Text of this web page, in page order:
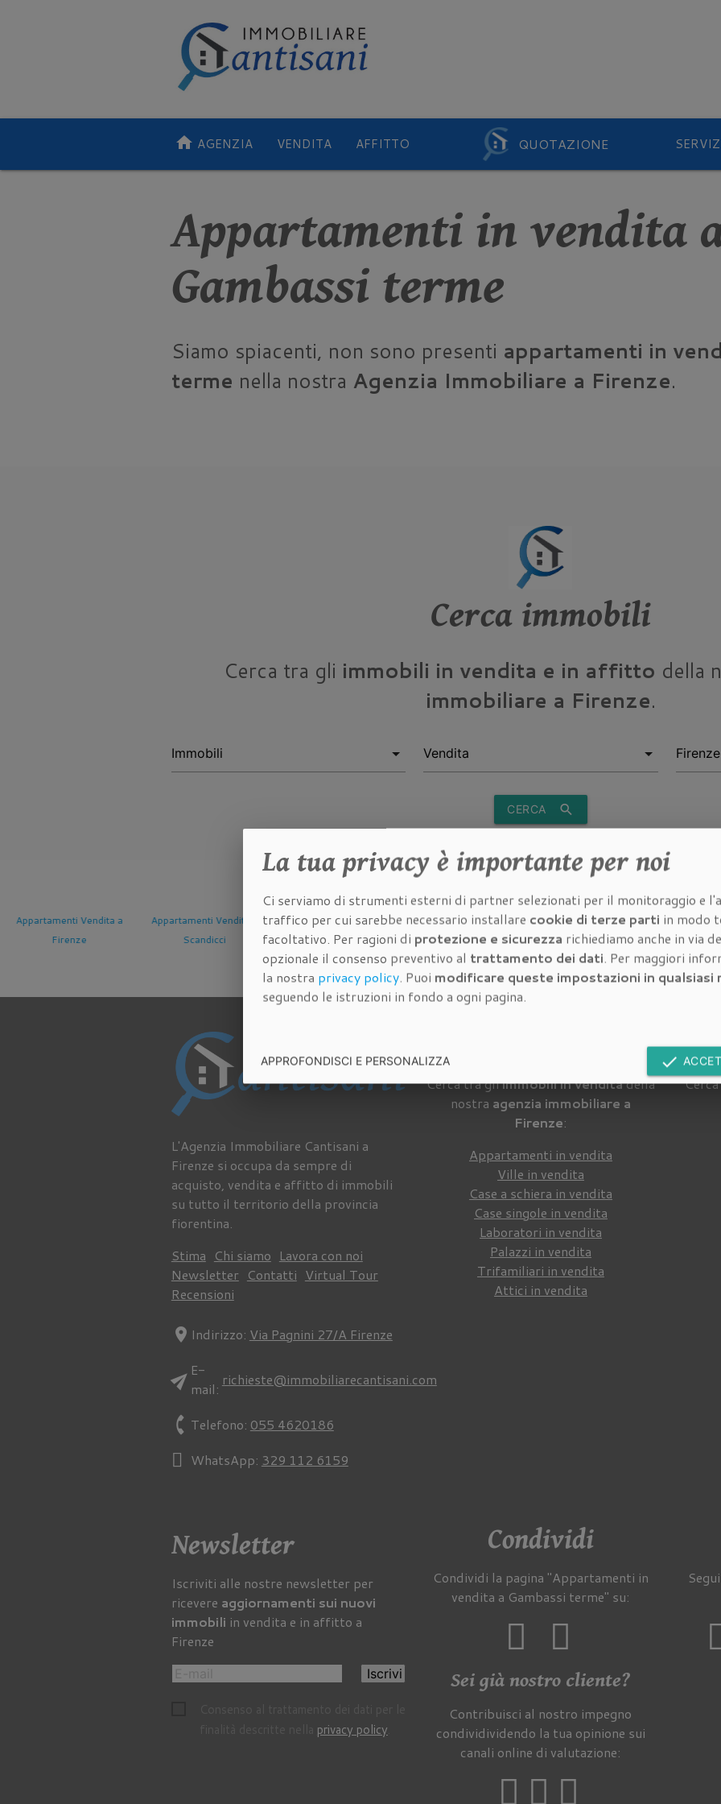
home AGENZIA VENDITA AFFITTO QUOTAZIONE
Appartamenti in vendita
Gambassi terme
Siamo spiacenti, non sono presenti appartamenti in
terme nella nostra Agenzia Immobiliare a Firenze.
Cerca immobili
Cerca tra gli immobili in vendita e in affitto della
immobiliare a Firenze.
CERCA search
Appartamenti Vendita a
Firenze
Appartamenti Vendita a
Scandicci
Appartamenti Vendita a
Sesto Fiorentino
Appartamenti Vendita a
Empoli
Appartamenti Vendita a
Campi Bisenzio
L'Agenzia Immobiliare Cantisani a
Firenze si occupa da sempre di
acquisto, vendita e affitto di immobili
su tutto il territorio della provincia
fiorentina.
Stima Chi siamo Lavora con noi
Newsletter Contatti Virtual Tour
Recensioni
location_on Indirizzo: Via Pagnini 27/A Firenze
sendE-
mail:
richieste@immobiliarecantisani.com
phoneTelefono: 055 4620186
WhatsApp: 329 112 6159
Immobili in vendita
Cerca tra gliimmobili in venditadella
nostra agenzia immobiliare a
Firenze:
Appartamenti in vendita
Ville in vendita
Case a schiera in vendita
Case singole in vendita
Laboratori in vendita
Palazzi in vendita
Trifamiliari in vendita
Attici in vendita
Newsletter
Iscriviti alle nostre newsletter per
ricevere aggiornamenti sui nuovi
immobili in vendita e in affitto a
Firenze
Iscrivi
privacy policy
Condividi
Condividi la pagina "Appartamenti in
vendita a Gambassi terme" su:
Sei già nostro cliente?
Contribuisci al nostro impegno
condividividendo la tua opinione sui
canali online di valutazione:
La tuaprivacy è importante per noi
Ci serviamo di strumenti esterni di partner selezionati per il monitoraggio e
traffico per cui sarebbe necessario installare cookie di terze parti in modo
facoltativo. Per ragioni di protezione e sicurezza richiediamo anche in via
opzionale il consenso preventivo al trattamento dei dati. Per maggiori
la nostra privacy policy. Puoi modificare queste impostazioni in qualsiasi
seguendo le istruzioni in fondo a ogni pagina.
APPROFONDISCI E PERSONALIZZA done